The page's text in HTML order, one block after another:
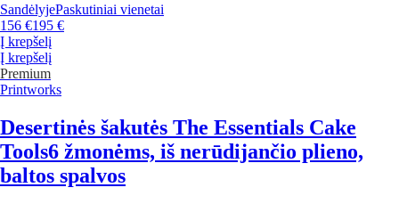
SandėlyjePaskutiniai vienetai
156 €195 €
Į krepšelį
Į krepšelį
Premium
Printworks
Desertinės šakutės The Essentials Cake
Tools6 žmonėms, iš nerūdijančio plieno,
baltos spalvos